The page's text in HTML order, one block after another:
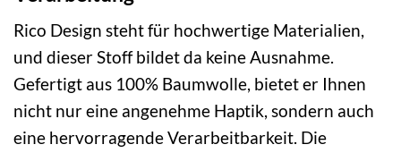
Rico Design steht für hochwertige Materialien,
und dieser Stoff bildet da keine Ausnahme.
Gefertigt aus 100% Baumwolle, bietet er Ihnen
nicht nur eine angenehme Haptik, sondern auch
eine hervorragende Verarbeitbarkeit. Die